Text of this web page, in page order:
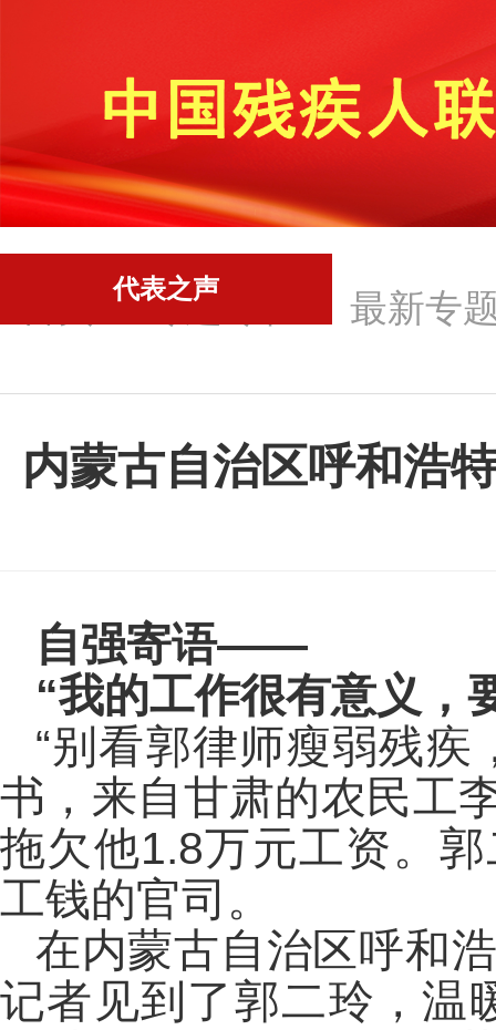
代表之声
-专题专栏 最新专
内蒙古自治区呼和浩
自强寄语——
“我的工作很有意义，
“别看郭律师瘦弱残疾
书，来自甘肃的农民工
拖欠他1.8万元工资。
工钱的官司。
在内蒙古自治区呼和
记者见到了郭二玲，温